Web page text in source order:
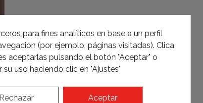
para fines analíticos en base a un perfil
(por ejemplo, páginas visitadas). Clica
aceptarlas pulsando el botón "Aceptar" o
uso haciendo clic en "Ajustes"
Aceptar
Rechazar